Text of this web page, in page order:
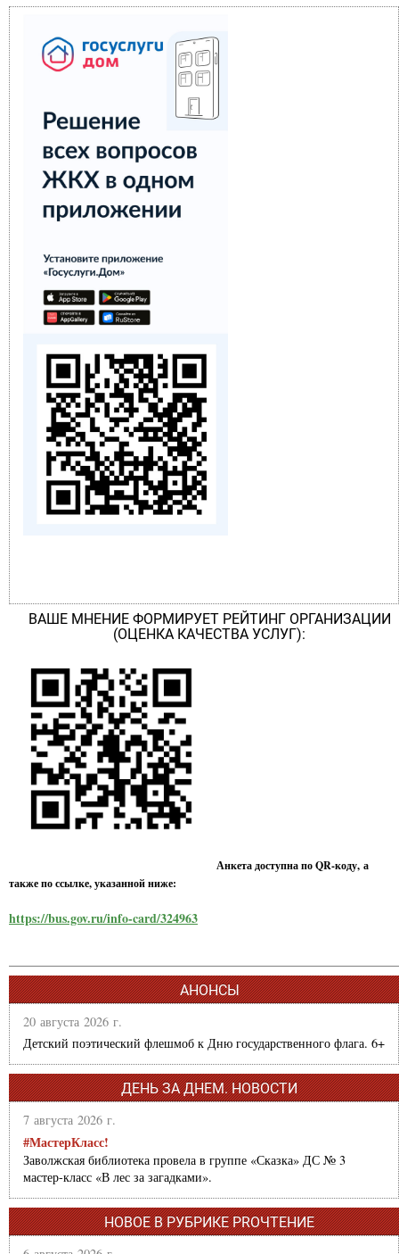
ВАШЕ МНЕНИЕ ФОРМИРУЕТ РЕЙТИНГ ОРГАНИЗАЦИИ
(ОЦЕНКА КАЧЕСТВА УСЛУГ):
Анкета доступна по QR-коду, а
также по ссылке, указанной ниже:
https://bus.gov.ru/info-card/324963
АНОНСЫ
20 августа 2026 г.
Детский поэтический флешмоб к Дню государственного флага. 6+
ДЕНЬ ЗА ДНЕМ. НОВОСТИ
7 августа 2026 г.
#МастерКласс!
Заволжская библиотека провела в группе «Сказка» ДС № 3
мастер-класс «В лес за загадками».
НОВОЕ В РУБРИКЕ PROЧТЕНИЕ